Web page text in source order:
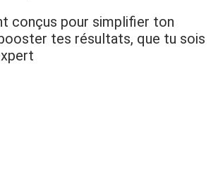
conçus pour simplifier ton
tes résultats, que tu sois